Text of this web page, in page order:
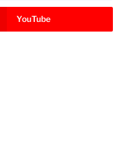
YouTube